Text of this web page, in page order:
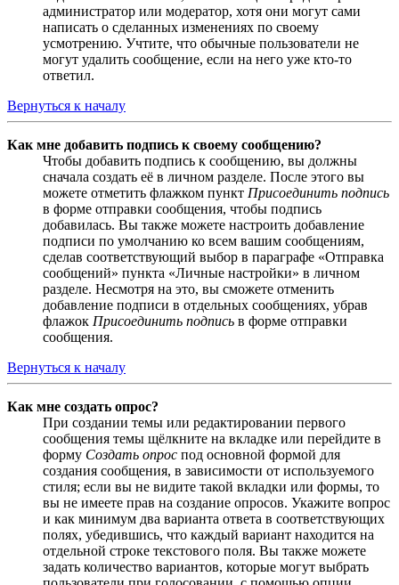
администратор или модератор, хотя они могут сами
написать о сделанных изменениях по своему
усмотрению. Учтите, что обычные пользователи не
могут удалить сообщение, если на него уже кто-то
ответил.
Вернуться к началу
Как мне добавить подпись к своему сообщению?
Чтобы добавить подпись к сообщению, вы должны
сначала создать её в личном разделе. После этого вы
можете отметить флажком пункт Присоединить подпись
в форме отправки сообщения, чтобы подпись
добавилась. Вы также можете настроить добавление
подписи по умолчанию ко всем вашим сообщениям,
сделав соответствующий выбор в параграфе «Отправка
сообщений» пункта «Личные настройки» в личном
разделе. Несмотря на это, вы сможете отменить
добавление подписи в отдельных сообщениях, убрав
флажок Присоединить подпись в форме отправки
сообщения.
Вернуться к началу
Как мне создать опрос?
При создании темы или редактировании первого
сообщения темы щёлкните на вкладке или перейдите в
форму Создать опрос под основной формой для
создания сообщения, в зависимости от используемого
стиля; если вы не видите такой вкладки или формы, то
вы не имеете прав на создание опросов. Укажите вопрос
и как минимум два варианта ответа в соответствующих
полях, убедившись, что каждый вариант находится на
отдельной строке текстового поля. Вы также можете
задать количество вариантов, которые могут выбрать